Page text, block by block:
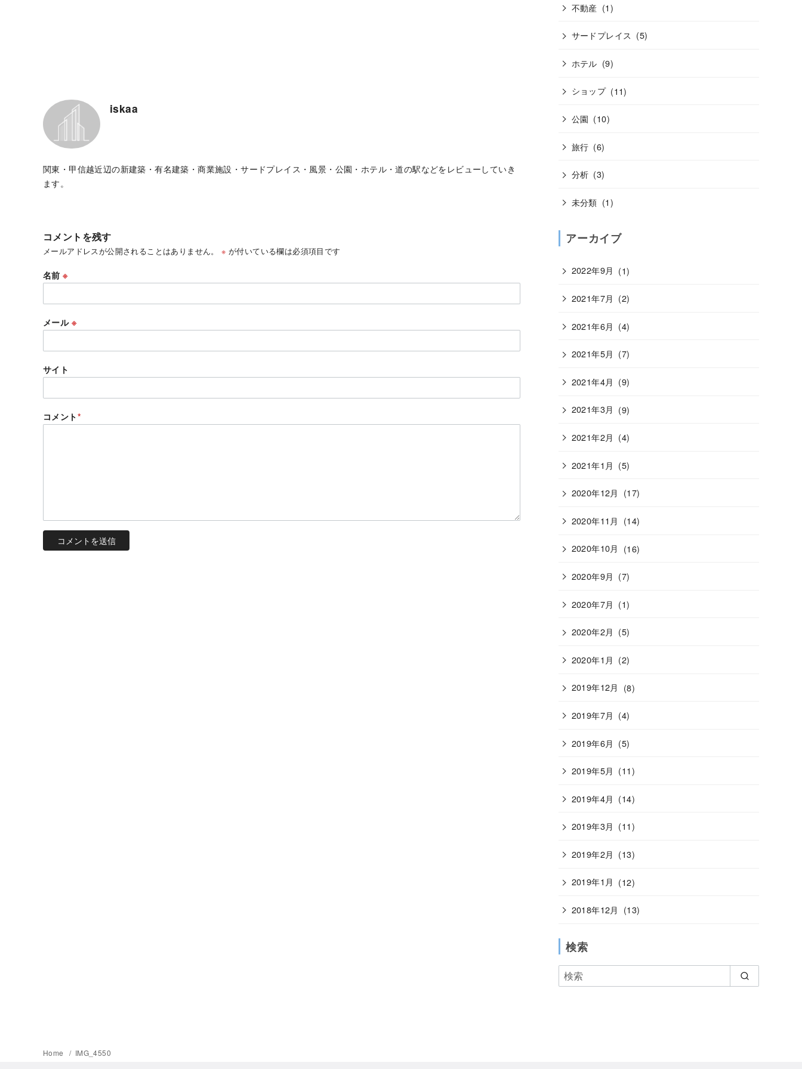
iskaa
関東・甲信越近辺の新建築・有名建築・商業施設・サードプレイス・風景・公園・ホテル・道の駅などをレビューしていき
ます。
コメントを残す
メールアドレスが公開されることはありません。 ※ が付いている欄は必須項目です
名前※
メール ※
サイト
コメント*
不動産 (1)
サードプレイス (5)
ホテル (9)
ショップ (11)
公園 (10)
旅行 (6)
分析 (3)
未分類 (1)
アーカイブ
2022年9月 (1)
2021年7月 (2)
2021年6月 (4)
2021年5月 (7)
2021年4月 (9)
2021年3月 (9)
2021年2月 (4)
2021年1月 (5)
2020年12月 (17)
2020年11月 (14)
2020年10月 (16)
2020年9月 (7)
2020年7月 (1)
2020年2月 (5)
2020年1月 (2)
2019年12月 (8)
2019年7月 (4)
2019年6月 (5)
2019年5月 (11)
2019年4月 (14)
2019年3月 (11)
2019年2月 (13)
2019年1月 (12)
2018年12月 (13)
検索
Home IMG_4550